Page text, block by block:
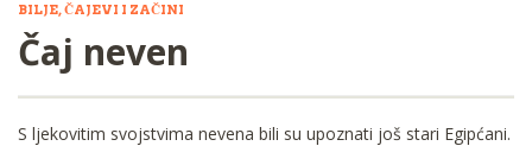
BILJE, ČAJEVI I ZAČINI
Čaj neven
S ljekovitim svojstvima nevena bili su upoznati još stari Egipćani.